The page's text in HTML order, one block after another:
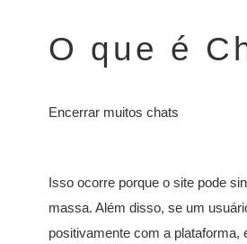
O que é
Encerrar muitos chats
Isso ocorre porque o site pode
massa. Além disso, se um
positivamente com a plataforma,